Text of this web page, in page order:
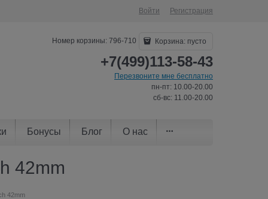
Войти Регистрация
Номер корзины: 796-710 Корзина: пусто
+7(499)113-58-43
Перезвоните мне бесплатно
пн-пт: 10.00-20.00
сб-вс: 11.00-20.00
Бонусы Блог О нас
42mm
42mm